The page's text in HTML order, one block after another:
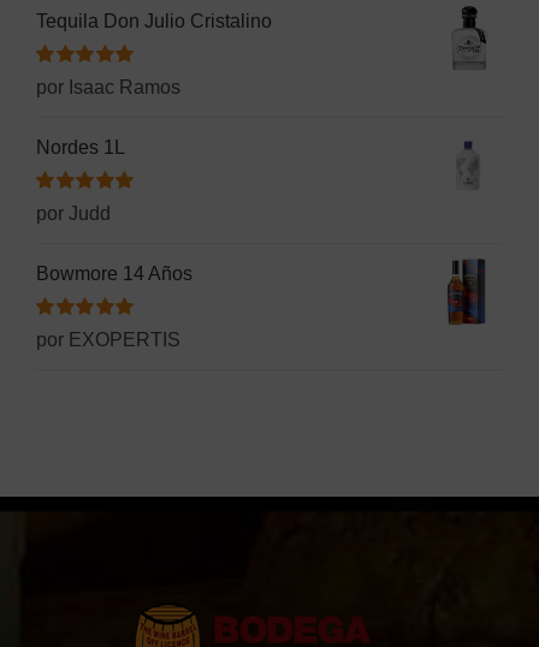
Tequila Don Julio Cristalino
Valorado
con
por Isaac Ramos
Nordes 1L
Valorado
con
por Judd
Bowmore 14 Años
Valorado
con
por EXOPERTIS